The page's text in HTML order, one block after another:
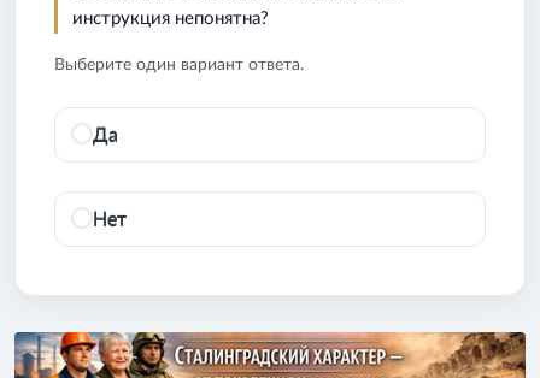
инструкция непонятна?
Выберите один вариант ответа.
Да
Нет